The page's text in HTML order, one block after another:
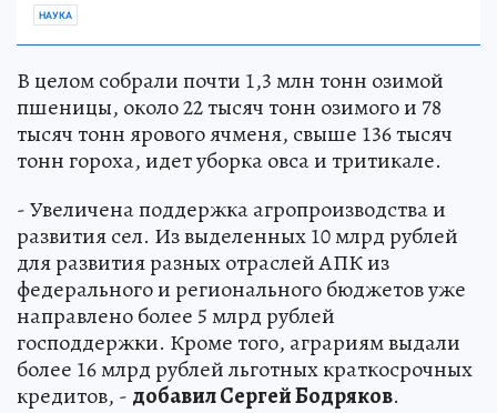
НАУКА
В целом собрали почти 1,3 млн тонн озимой
пшеницы, около 22 тысяч тонн озимого и 78
тысяч тонн ярового ячменя, свыше 136 тысяч
тонн гороха, идет уборка овса и тритикале.
- Увеличена поддержка агропроизводства и
развития сел. Из выделенных 10 млрд рублей
для развития разных отраслей АПК из
федерального и регионального бюджетов уже
направлено более 5 млрд рублей
господдержки. Кроме того, аграриям выдали
более 16 млрд рублей льготных краткосрочных
кредитов, - добавил Сергей Бодряков.